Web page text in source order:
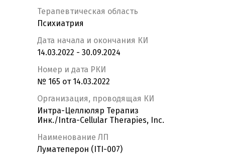
Терапевтическая область
Психиатрия
Дата начала и окончания КИ
14.03.2022 - 30.09.2024
Номер и дата РКИ
№ 165 от 14.03.2022
Организация, проводящая КИ
Интра-Целлюляр Терапиз
Инк./Intra-Cellular Therapies, Inc.
Наименование ЛП
Луматеперон (ITI-007)